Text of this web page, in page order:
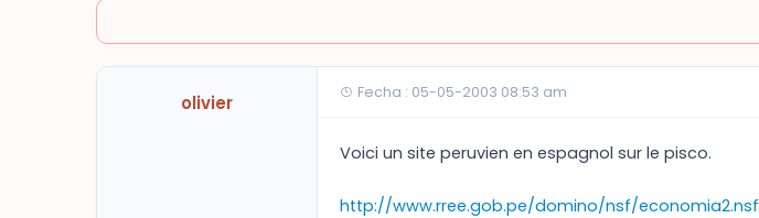
olivier Fecha : 05-05-2003 08:53 am
Voici un site peruvien en espagnol sur le pisco.
http://www.rree.gob.pe/domino/nsf/economia2.nsf